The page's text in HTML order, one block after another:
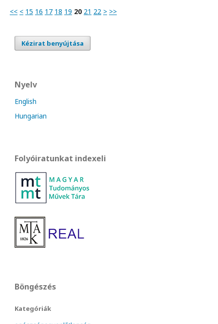
<< < 15 16 17 18 19 20 21 22 > >>
Kézirat benyújtása
Nyelv
English
Hungarian
Folyóiratunkat indexeli
Böngészés
Kategóriák